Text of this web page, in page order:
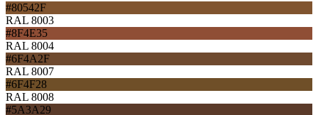
#80542F
RAL 8003
#8F4E35
RAL 8004
#6F4A2F
RAL 8007
#6F4F28
RAL 8008
#5A3A29